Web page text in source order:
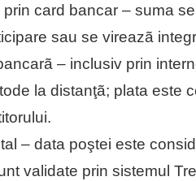
prin card bancar – suma
sau se vireazã
– inclusiv prin
la distanţã; plata este
– data poştei este
validate prin sistemul